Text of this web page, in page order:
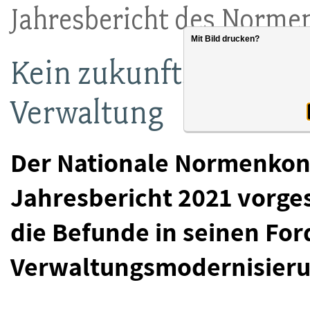
Jahresbericht des
Kein zukunftsfester
Verwaltung
Der Nationale
Jahresbericht 2021
die Befunde in seinen
Mit Bild drucken?